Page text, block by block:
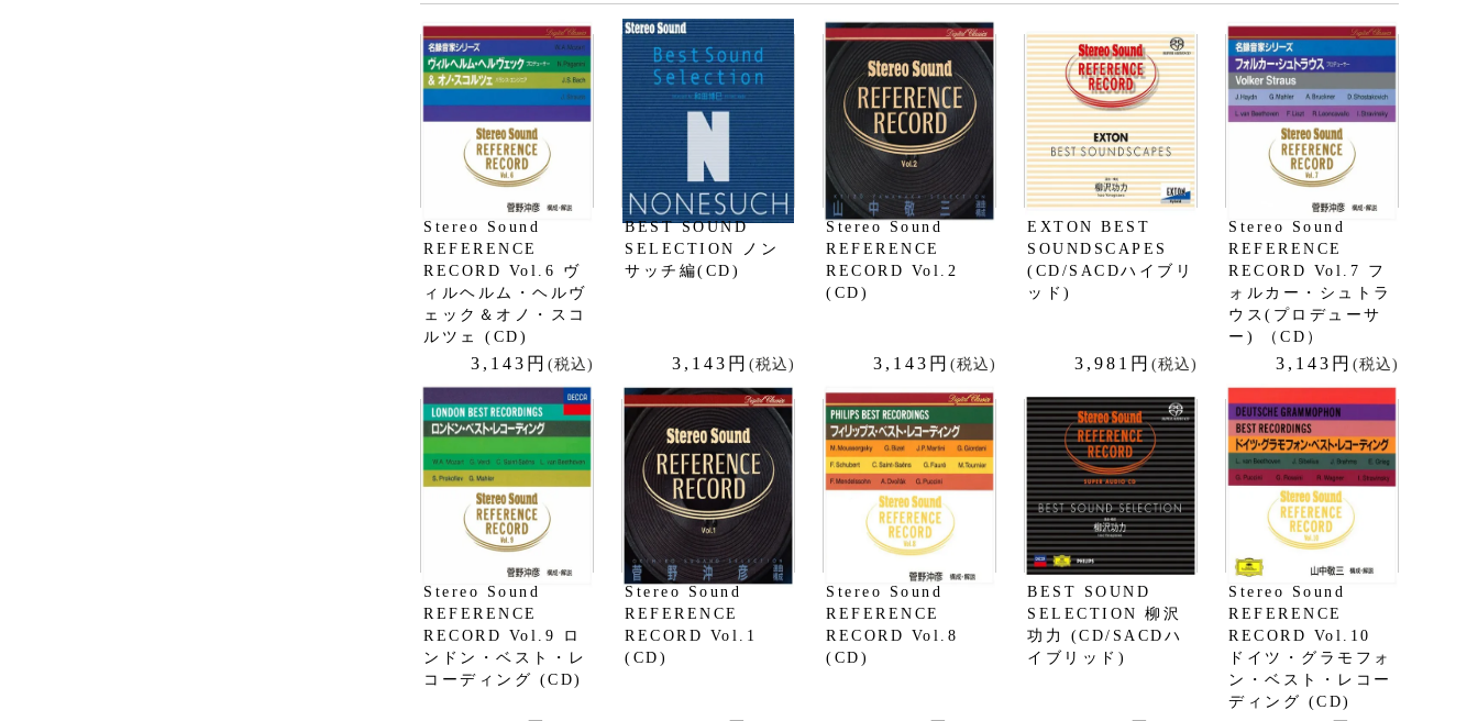
Stereo Sound
REFERENCE
RECORD Vol.6 ヴ
ィルヘルム・ヘルヴ
ェック＆オノ・スコ
ルツェ (CD)
3,143円 (税込)
BEST SOUND
SELECTION ノン
サッチ編(CD)
3,143円 (税込)
Stereo Sound
REFERENCE
RECORD Vol.2
(CD)
3,143円 (税込)
EXTON BEST
SOUNDSCAPES
(CD/SACDハイブリ
ッド)
3,981円 (税込)
Stereo Sound
REFERENCE
RECORD Vol.7 フ
ォルカー・シュトラ
ウス(プロデューサ
ー) （CD）
3,143円 (税込)
Stereo Sound
REFERENCE
RECORD Vol.9 ロ
ンドン・ベスト・レ
コーディング (CD)
Stereo Sound
REFERENCE
RECORD Vol.1
(CD)
Stereo Sound
REFERENCE
RECORD Vol.8
(CD)
BEST SOUND
SELECTION 柳沢
功力 (CD/SACDハ
イブリッド)
Stereo Sound
REFERENCE
RECORD Vol.10
ドイツ・グラモフォ
ン・ベスト・レコー
ディング (CD)